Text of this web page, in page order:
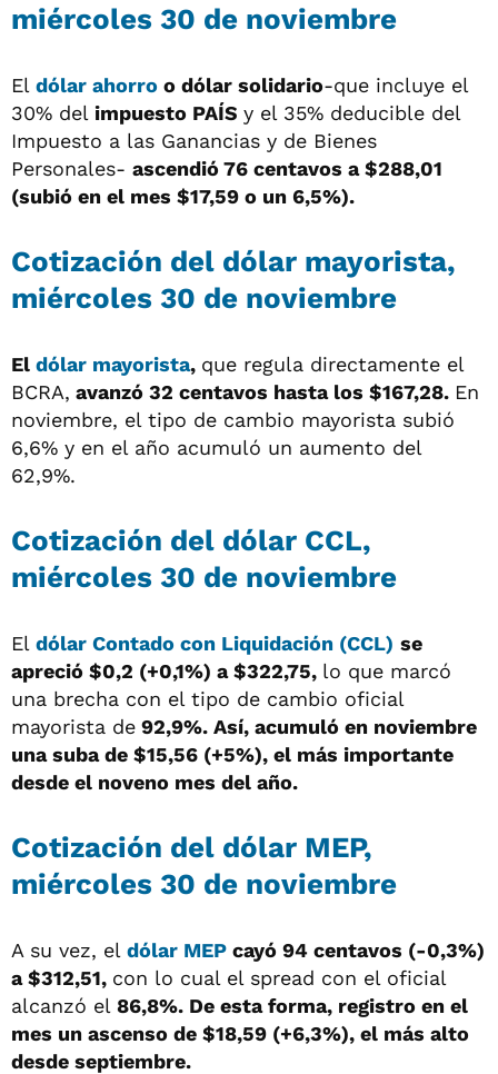
miércoles 30 de noviembre
El dólar ahorro o dólar solidario-que incluye el
30% del impuesto PAÍS y el 35% deducible del
Impuesto a las Ganancias y de Bienes
Personales- ascendió 76 centavos a $288,01
(subió en el mes $17,59 o un 6,5%).
Cotización del dólar mayorista,
miércoles 30 de noviembre
El dólar mayorista, que regula directamente el
BCRA, avanzó 32 centavos hasta los $167,28. En
noviembre, el tipo de cambio mayorista subió
6,6% y en el año acumuló un aumento del
62,9%.
Cotización del dólar CCL,
miércoles 30 de noviembre
El dólar Contado con Liquidación (CCL) se
apreció $0,2 (+0,1%) a $322,75, lo que marcó
una brecha con el tipo de cambio oficial
mayorista de 92,9%. Así, acumuló en noviembre
una suba de $15,56 (+5%), el más importante
desde el noveno mes del año.
Cotización del dólar MEP,
miércoles 30 de noviembre
A su vez, el dólar MEP cayó 94 centavos (-0,3%)
a $312,51, con lo cual el spread con el oficial
alcanzó el 86,8%. De esta forma, registro en el
mes un ascenso de $18,59 (+6,3%), el más alto
desde septiembre.